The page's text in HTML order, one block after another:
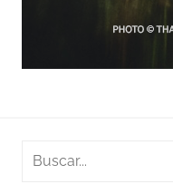
Buscar: